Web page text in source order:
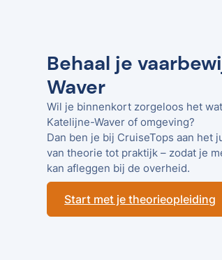
Behaal je
Waver
Wil je binnenkort zorgeloos het
Katelijne-Waver of omgeving?
Dan ben je bij CruiseTops aan het
van theorie tot praktijk – zodat je
kan afleggen bij de overheid.
Start met je theorieopleiding